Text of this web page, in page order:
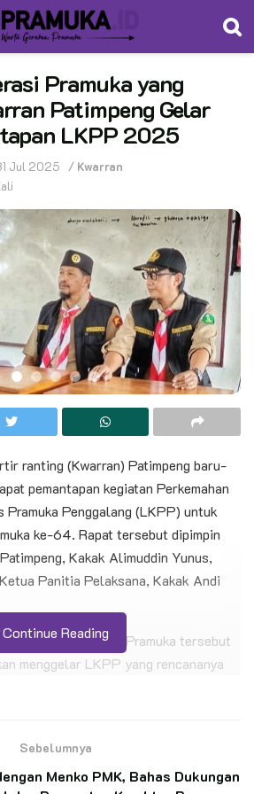
Pramuka yang
Patimpeng Gelar
LKPP 2025
Jul 2025 / Kwarran
ranting (Kwarran) Patimpeng baru-
pemantapan kegiatan Perkemahan
Pramuka Penggalang (LKPP) untuk
ke-64. Rapat tersebut dipimpin
Kakak Alimuddin Yunus,
Panitia Pelaksana, Kakak Andi
kegiatan Hari Pramuka tersebut
menggelar LKPP yang rencananya
Continue Reading
Sebelumnya
Menko PMK, Bahas Dukungan